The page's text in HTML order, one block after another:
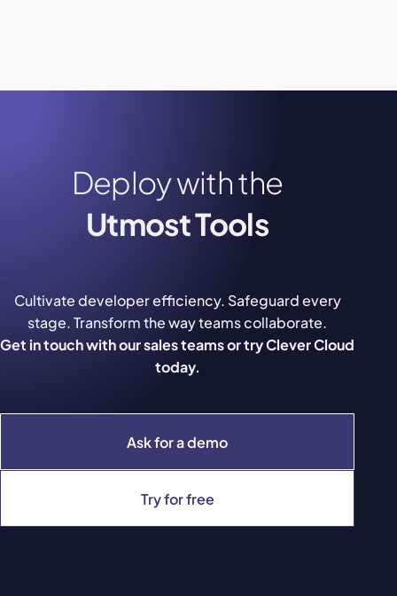
Deploy with the
Utmost Tools
Ask for a demo
Try for free
Cultivate developer efficiency. Safeguard every
stage. Transform the way teams collaborate.
Get in touch with our sales teams or try Clever Cloud
today.